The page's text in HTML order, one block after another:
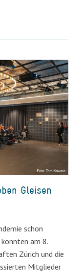
Gleisen
schon
am 8.
Zürich und die
Mitglieder